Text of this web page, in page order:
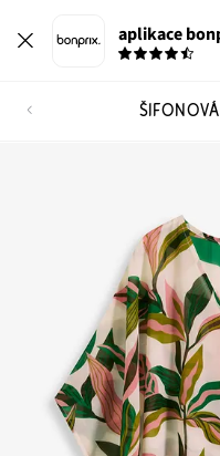
aplikace